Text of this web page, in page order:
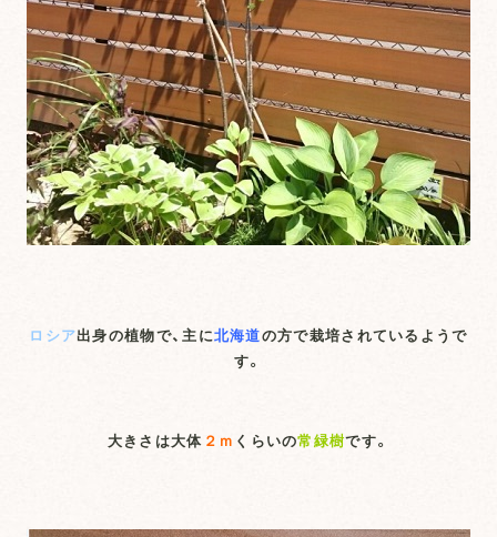
ロシア出身の植物で、主に北海道の方で栽培されているようで
す。
大きさは大体 ２ｍ くらいの常緑樹です。